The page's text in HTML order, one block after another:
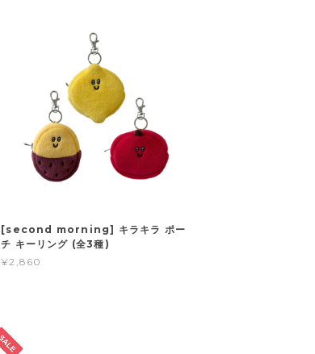
[second morning] キラキラ ポー
チ キーリング (全3種)
¥2,860